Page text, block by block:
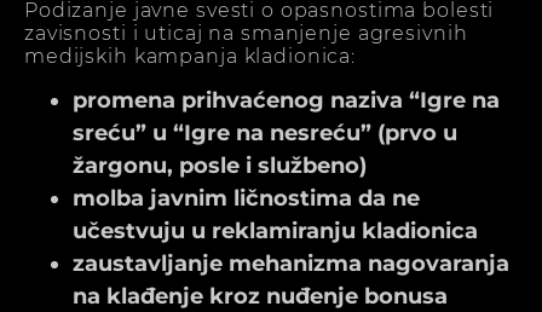
Podizanje javne svesti o opasnostima bolesti
zavisnosti i uticaj na smanjenje agresivnih
medijskih kampanja kladionica:
promena prihvaćenog naziva “Igre na
sreću” u “Igre na nesreću” (prvo u
žargonu, posle i službeno)
molba javnim ličnostima da ne
učestvuju u reklamiranju kladionica
zaustavljanje mehanizma nagovaranja
na klađenje kroz nuđenje bonusa